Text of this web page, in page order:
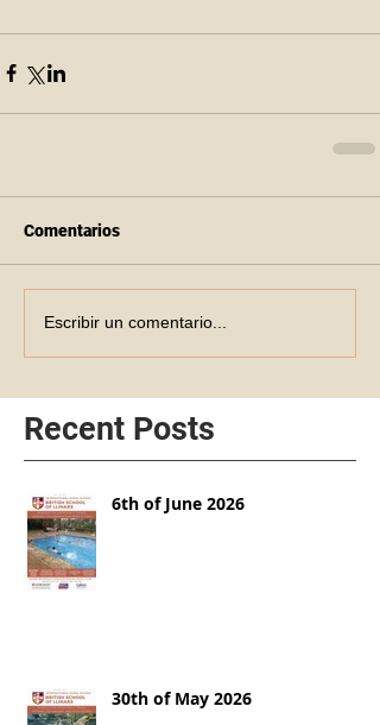
Comentarios
Escribir un comentario...
Recent Posts
6th of June 2026
30th of May 2026